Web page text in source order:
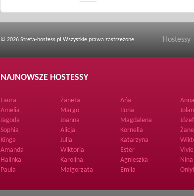
© 2026 Strefa-hostess.pl Wszystkie prawa zastrzeżone. Hostessy
NAJNOWSZE HOSTESSY
Laura Żaneta Ańa
Amelia
Margo Ilona
Jagoda
Joanna Magdalena
Sophia
Alicja Kornelia
Kinga
Julia Katarzyna
Amanda
Wiktoria Ester
Halinka
Karolina Agnieszka
Nina
Paula
Małgorzata Emila